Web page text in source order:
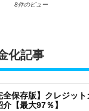
8件のビュー
化記事
全保存版】クレジッ
介【最大97％】